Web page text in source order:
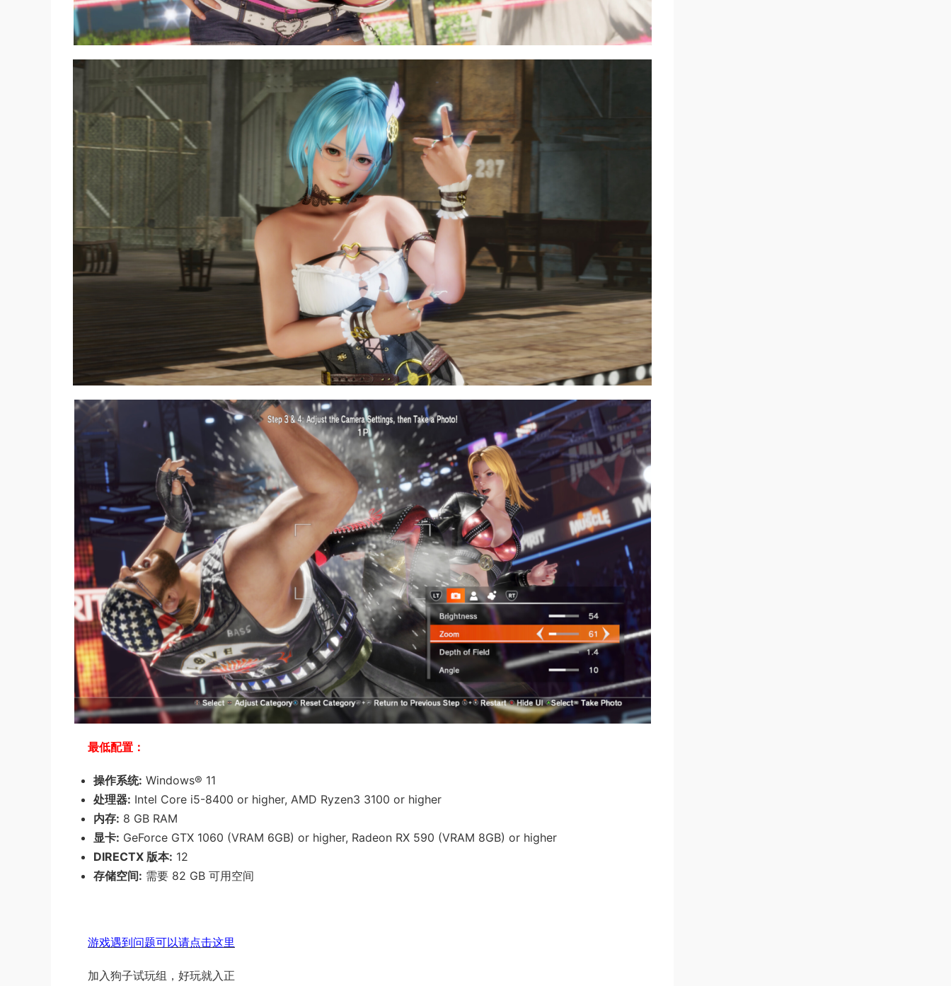
最低配置：
操作系统: Windows® 11
处理器: Intel Core i5-8400 or higher, AMD Ryzen3 3100 or higher
内存: 8 GB RAM
显卡: GeForce GTX 1060 (VRAM 6GB) or higher, Radeon RX 590 (VRAM 8GB) or higher
DIRECTX 版本: 12
存储空间: 需要 82 GB 可用空间
游戏遇到问题可以请点击这里
加入狗子试玩组，好玩就入正